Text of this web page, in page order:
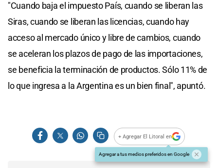
"Cuando baja el impuesto País, cuando se liberan las
Siras, cuando se liberan las licencias, cuando hay
acceso al mercado único y libre de cambios, cuando
se aceleran los plazos de pago de las importaciones,
se beneficia la terminación de productos. Sólo 11% de
lo que ingresa a la Argentina es un bien final", apuntó.
+ Agregar El Litoral en
Agregar a tus medios preferidos en Google